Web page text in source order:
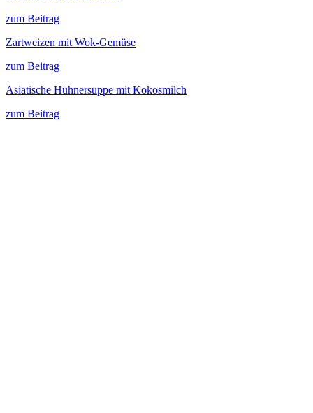
zum Beitrag
Zartweizen mit Wok-Gemüse
zum Beitrag
Asiatische Hühnersuppe mit Kokosmilch
zum Beitrag